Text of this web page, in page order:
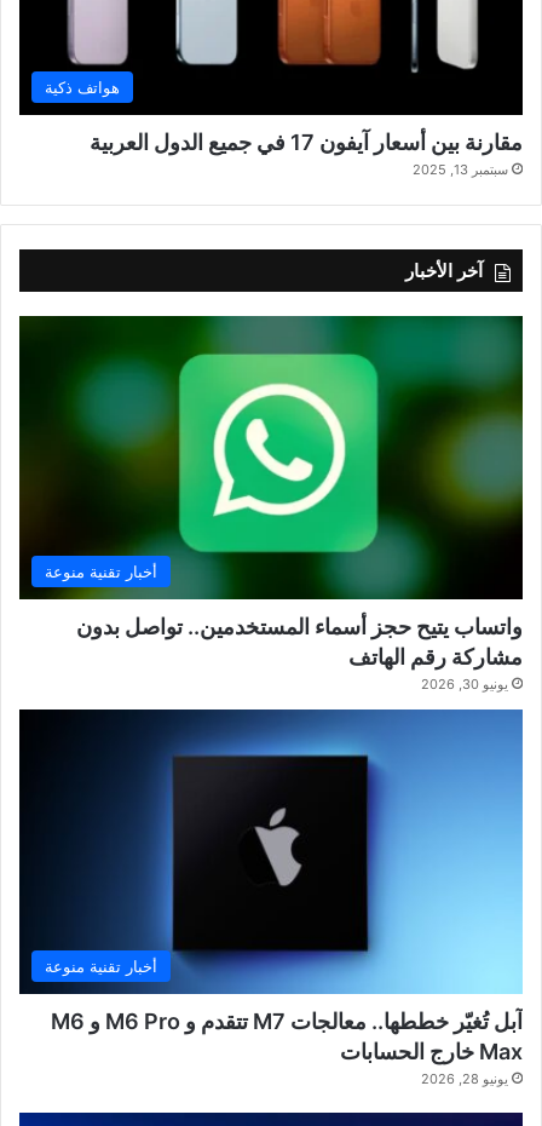
هواتف ذكية
مقارنة بين أسعار آيفون 17 في جميع الدول العربية
سبتمبر 13, 2025
آخر الأخبار
أخبار تقنية منوعة
واتساب يتيح حجز أسماء المستخدمين.. تواصل بدون
مشاركة رقم الهاتف
يونيو 30, 2026
أخبار تقنية منوعة
آبل تُغيّر خططها.. معالجات M7 تتقدم و M6 Pro و M6
Max خارج الحسابات
يونيو 28, 2026